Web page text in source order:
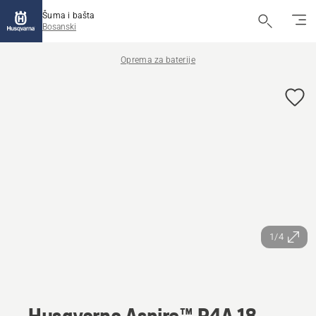
Šuma i bašta
Bosanski
Oprema za baterije
1/4